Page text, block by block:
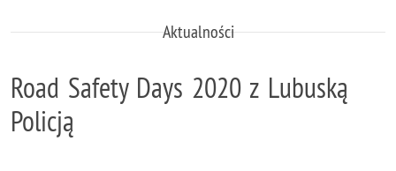
Aktualności
Road Safety Days 2020 z Lubuską
Policją